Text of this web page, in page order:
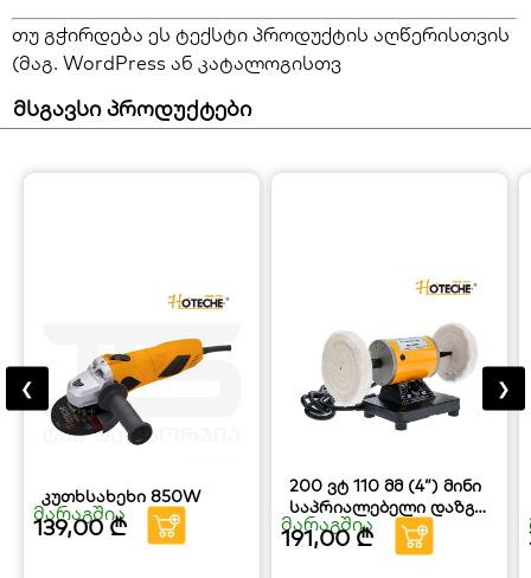
თუ გჭირდება ეს ტექსტი პროდუქტის აღწერისთვის
(მაგ. WordPress ან კატალოგისთვ
მსგავსი პროდუქტები
კუთხსახეხი 850W
მარაგშია
139,00₾
200 ვტ 110 მმ (4”) მინი
საპრიალებელი დაზგა
HOTECHE
მარაგშია
191,00₾
❮ ❯